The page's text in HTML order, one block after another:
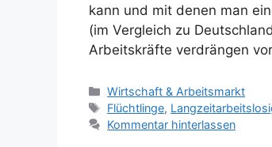
kann und mit denen man
(im Vergleich zu
Arbeitskräfte verdrängen
Kategorien
Wirtschaft & Arbeitsmarkt
Schlagwörter
Flüchtlinge,
Kommentar hinterlassen